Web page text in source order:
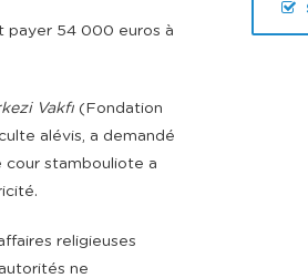
payer 54 000 euros à
Vakfı (Fondation
alévis, a demandé
cour stambouliote a
religieuses
ne